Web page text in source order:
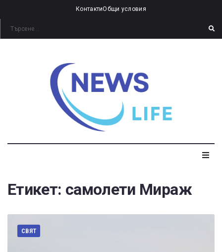
КонтактиОбщи условия
Етикет: самолети Мираж
СВЯТ